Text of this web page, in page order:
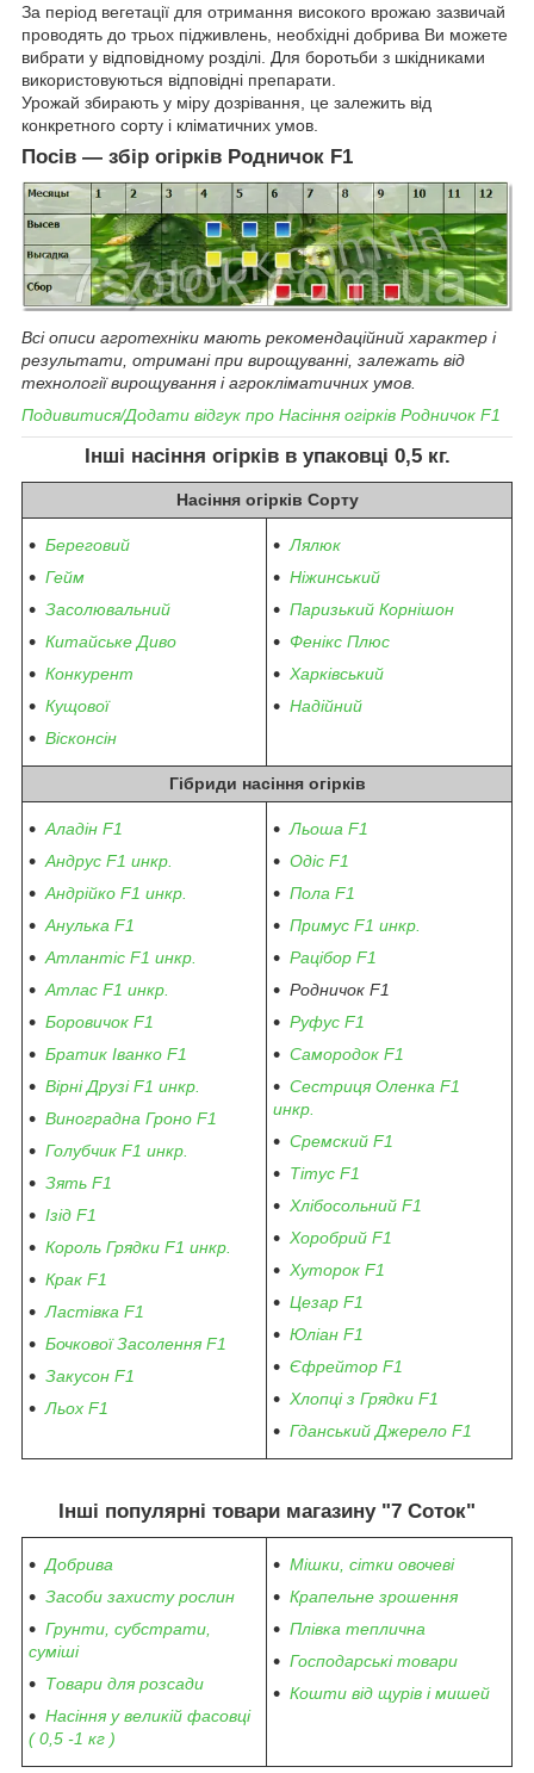
За період вегетації для отримання високого врожаю зазвичай
проводять до трьох підживлень, необхідні добрива Ви можете
вибрати у відповідному розділі. Для боротьби з шкідниками
використовуються відповідні препарати.
Урожай збирають у міру дозрівання, це залежить від
конкретного сорту і кліматичних умов.
Посів ― збір огірків Родничок F1
Всі описи агротехніки мають рекомендаційний характер і
результати, отримані при вирощуванні, залежать від
технології вирощування і агрокліматичних умов.
Подивитися/Додати відгук про Насіння огірків Родничок F1
Інші насіння огірків в упаковці 0,5 кг.
Насіння огірків Сорту
Береговий
Гейм
Засолювальний
Китайське Диво
Конкурент
Кущової
Вісконсін
Лялюк
Ніжинський
Паризький Корнішон
Фенікс Плюс
Харківський
Надійний
Гібриди насіння огірків
Аладін F1
Андрус F1 инкр.
Андрійко F1 инкр.
Анулька F1
Атлантіс F1 инкр.
Атлас F1 инкр.
Боровичок F1
Братик Іванко F1
Вірні Друзі F1 инкр.
Виноградна Гроно F1
Голубчик F1 инкр.
Зять F1
Ізід F1
Король Грядки F1 инкр.
Крак F1
Ластівка F1
Бочкової Засолення F1
Закусон F1
Льох F1
Льоша F1
Одіс F1
Пола F1
Примус F1 инкр.
Рацібор F1
Родничок F1
Руфус F1
Самородок F1
Сестриця Оленка F1
инкр.
Сремский F1
Тітус F1
Хлібосольний F1
Хоробрий F1
Хуторок F1
Цезар F1
Юліан F1
Єфрейтор F1
Хлопці з Грядки F1
Гданський Джерело F1
Інші популярні товари магазину "7 Соток"
Добрива
Засоби захисту рослин
Грунти, субстрати,
суміші
Товари для розсади
Насіння у великій фасовці
( 0,5 -1 кг )
Мішки, сітки овочеві
Крапельне зрошення
Плівка теплична
Господарські товари
Кошти від щурів і мишей